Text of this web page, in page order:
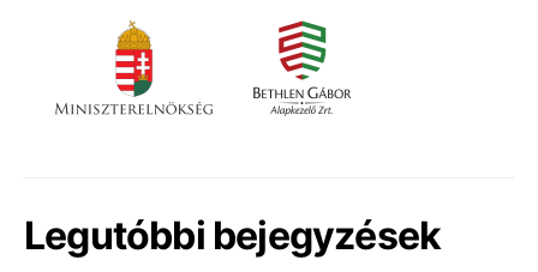
Legutóbbi bejegyzések